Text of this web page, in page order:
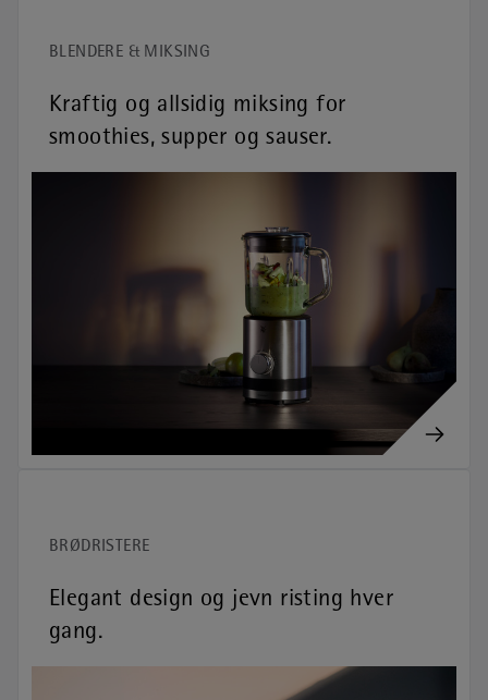
BLENDERE & MIKSING
Kraftig og allsidig miksing for
smoothies, supper og sauser.
BRØDRISTERE
Elegant design og jevn risting hver
gang.